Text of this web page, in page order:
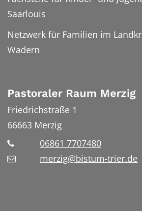
Saarlouis
Netzwerk für Familien im
Wadern
Pastoraler Raum Merzig
Friedrichstraße 1
66663 Merzig
06861 7707480
merzig@bistum-trier.de